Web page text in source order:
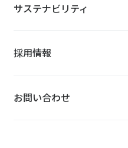
サステナビリティ
採用情報
お問い合わせ